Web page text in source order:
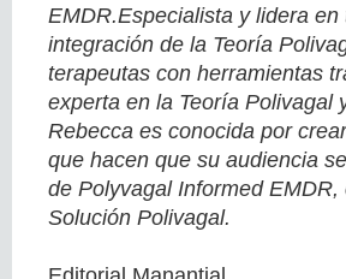
EMDR.Especialista y lidera
integración de la Teoría
terapeutas con herramientas
experta en la Teoría Polivagal
Rebecca es conocida por
que hacen que su audiencia
de Polyvagal Informed
Solución Polivagal.